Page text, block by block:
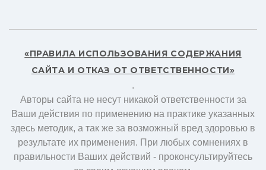
«ПРАВИЛА ИСПОЛЬЗОВАНИЯ СОДЕРЖАНИЯ
САЙТА И ОТКАЗ ОТ ОТВЕТСТВЕННОСТИ»
.
Авторы сайта не несут никакой ответственности за
Ваши действия по применению на практике указанных
здесь методик, а так же за возможный вред здоровью в
результате их применения. При любых сомнениях в
правильности Ваших действий - проконсультируйтесь